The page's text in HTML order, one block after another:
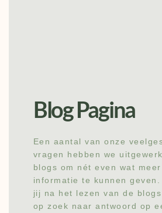
Blog Pagina
Een aantal van onze
vragen hebben we
blogs om nét even wat meer
informatie te kunnen geven.
jij na het lezen van de blogs
op zoek naar antwoord op